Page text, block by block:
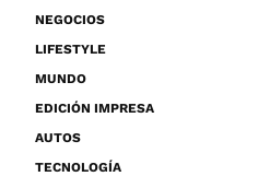
NEGOCIOS
LIFESTYLE
MUNDO
EDICIÓN IMPRESA
AUTOS
TECNOLOGÍA